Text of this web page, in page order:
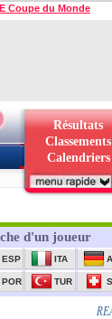
Coupe du Monde
Résultats
Classements
Calendriers